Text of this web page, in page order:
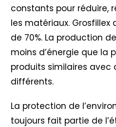
constants pour réduire,
les matériaux.
de 70%. La production
moins d’énergie que la
produits similaires avec
différents.
La protection de
toujours fait partie de